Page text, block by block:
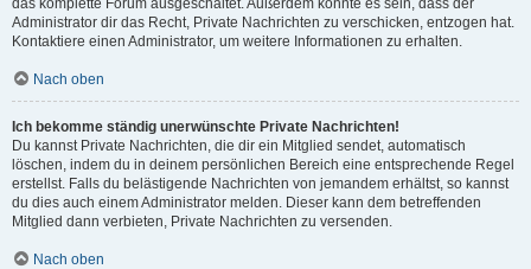
das komplette Forum ausgeschaltet. Außerdem könnte es sein, dass der
Administrator dir das Recht, Private Nachrichten zu verschicken, entzogen hat.
Kontaktiere einen Administrator, um weitere Informationen zu erhalten.
Nach oben
Ich bekomme ständig unerwünschte Private Nachrichten!
Du kannst Private Nachrichten, die dir ein Mitglied sendet, automatisch
löschen, indem du in deinem persönlichen Bereich eine entsprechende Regel
erstellst. Falls du belästigende Nachrichten von jemandem erhältst, so kannst
du dies auch einem Administrator melden. Dieser kann dem betreffenden
Mitglied dann verbieten, Private Nachrichten zu versenden.
Nach oben